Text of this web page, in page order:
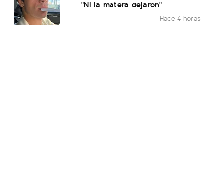
"Ni la matera dejaron"
Hace 4 horas